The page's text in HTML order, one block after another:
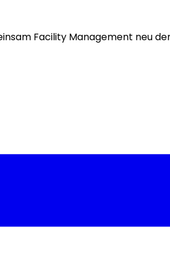
Facility Management neu